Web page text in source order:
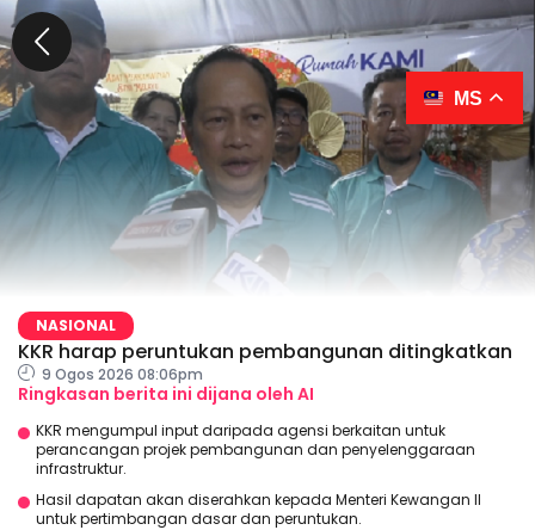
NASIONAL
KKR harap peruntukan pembangunan ditingkatkan
9 Ogos 2026 08:06pm
Ringkasan berita ini dijana oleh AI
KKR mengumpul input daripada agensi berkaitan untuk
perancangan projek pembangunan dan penyelenggaraan
infrastruktur.
Hasil dapatan akan diserahkan kepada Menteri Kewangan II
untuk pertimbangan dasar dan peruntukan.
MS